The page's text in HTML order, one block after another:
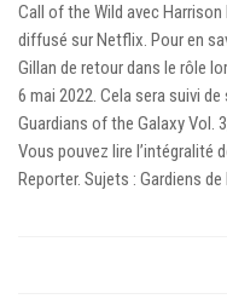
Call of the Wild avec
diffusé sur Netflix. Pour en
Gillan de retour dans le rôle
6 mai 2022. Cela sera suivi
Guardians of the Galaxy Vol.
Vous pouvez lire l’intégralité
Reporter. Sujets : Gardiens